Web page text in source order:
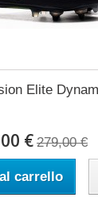
Elite
€ 279,00 €
carrello